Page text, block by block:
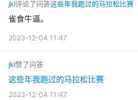
jkl评论了问答这些年我跑过的马拉松比赛
雀食牛逼。
2023-12-04 11:47
jkl赞了问答
这些年我跑过的马拉松比赛
2023-12-04 11:47